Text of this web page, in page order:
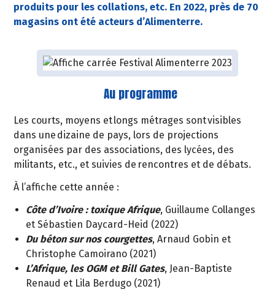
produits pour les collations, etc. En 2022, près de 70
magasins ont été acteurs d’Alimenterre.
Au programme
Les courts, moyens et longs métrages sont visibles
dans une dizaine de pays, lors de projections
organisées par des associations, des lycées, des
militants, etc., et suivies de rencontres et de débats.
À l’affiche cette année :
Côte d’Ivoire: toxique Afrique, Guillaume Collanges
et Sébastien Daycard-Heid (2022)
Du béton sur nos courgettes, Arnaud Gobin et
Christophe Camoirano (2021)
L’Afrique, les OGM et Bill Gates, Jean-Baptiste
Renaud et Lila Berdugo (2021)